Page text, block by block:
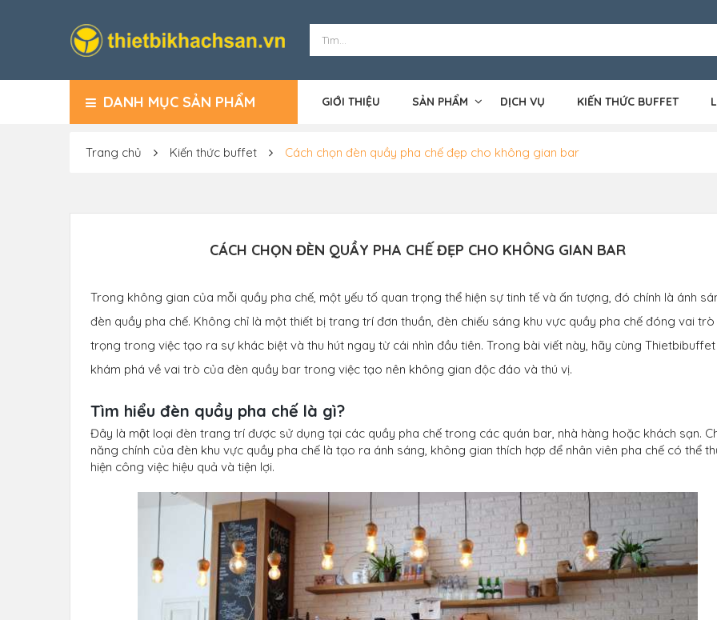
DANH MỤC SẢN PHẨM GIỚI THIỆU SẢN PHẨM DỊCH VỤ KIẾN THỨC BUFFET
Trang chủ Kiến thức buffet Cách chọn đèn quầy pha chế đẹp cho không gian bar
CÁCH CHỌN ĐÈN QUẦY PHA CHẾ ĐẸP CHO KHÔNG GIAN BAR
Trong không gian của mỗi quầy pha chế, một yếu tố quan trọng thể hiện sự tinh tế và ấn tượng, đó chính là ánh
đèn quầy pha chế. Không chỉ là một thiết bị trang trí đơn thuần, đèn chiếu sáng khu vực quầy pha chế đóng vai
trọng trong việc tạo ra sự khác biệt và thu hút ngay từ cái nhìn đầu tiên. Trong bài viết này, hãy cùng Thietbibuffet
khám phá về vai trò của đèn quầy bar trong việc tạo nên không gian độc đáo và thú vị.
Tìm hiểu đèn quầy pha chế là gì?
Đây là một loại đèn trang trí được sử dụng tại các quầy pha chế trong các quán bar, nhà hàng hoặc khách sạn.
năng chính của đèn khu vực quầy pha chế là tạo ra ánh sáng, không gian thích hợp để nhân viên pha chế có thể
hiện công việc hiệu quả và tiện lợi.